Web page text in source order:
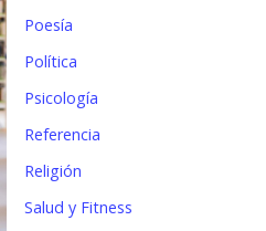
Poesía
Política
Psicología
Referencia
Religión
Salud y Fitness